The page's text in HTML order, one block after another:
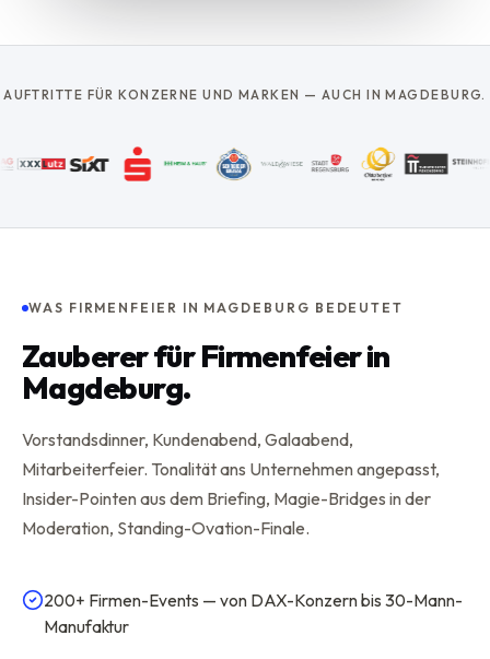
AUFTRITTE FÜR KONZERNE UND MARKEN — AUCH IN MAGDEBURG.
WAS FIRMENFEIER IN MAGDEBURG BEDEUTET
Zauberer für Firmenfeier in
Magdeburg.
Vorstandsdinner, Kundenabend, Galaabend,
Mitarbeiterfeier. Tonalität ans Unternehmen angepasst,
Insider-Pointen aus dem Briefing, Magie-Bridges in der
Moderation, Standing-Ovation-Finale.
200+ Firmen-Events — von DAX-Konzern bis 30-Mann-
Manufaktur